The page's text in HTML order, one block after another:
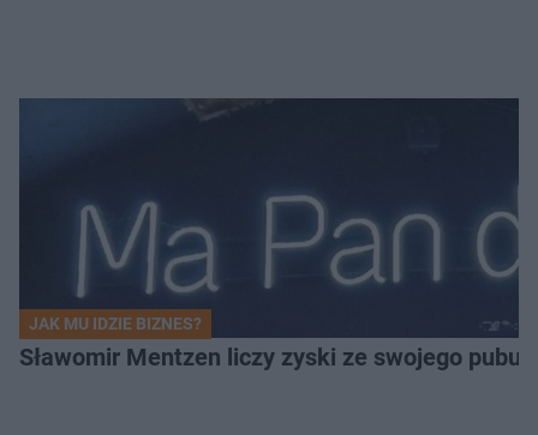
JAK MU IDZIE BIZNES?
Sławomir Mentzen liczy zyski ze swojego